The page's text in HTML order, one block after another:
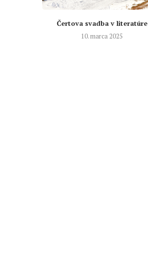
Čertova svadba v literatúre
10. marca 2025